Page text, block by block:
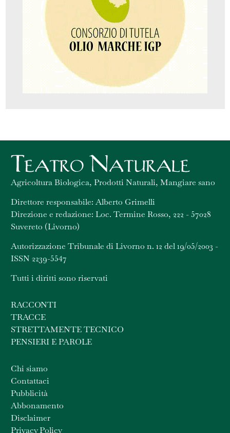
Agricoltura Biologica, Prodotti Naturali, Mangiare sano
Direttore responsabile: Alberto Grimelli
Direzione e redazione: Loc. Termine Rosso, 222 - 57028
Suvereto (Livorno)
Autorizzazione Tribunale di Livorno n. 12 del 19/05/2003 -
ISSN 2239-5547
Tutti i diritti sono riservati
RACCONTI
TRACCE
STRETTAMENTE TECNICO
PENSIERI E PAROLE
Chi siamo
Contattaci
Pubblicità
Abbonamento
Disclaimer
Privacy Policy